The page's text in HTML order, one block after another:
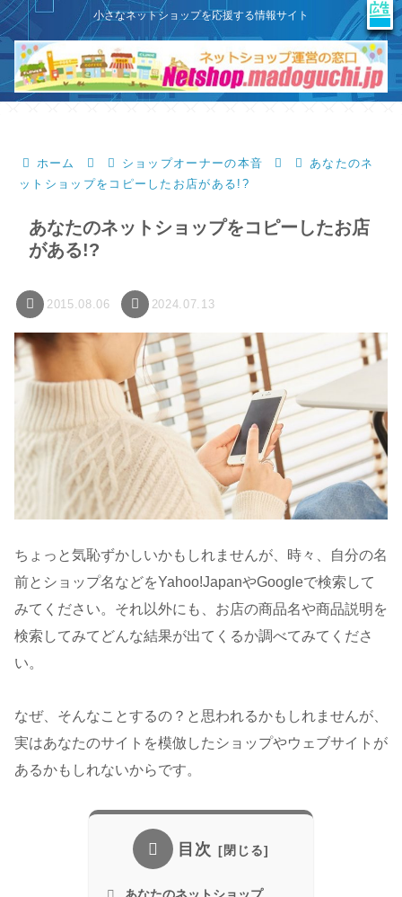
X
このサイトはプロモーションを含みます
小さなネットショップを応援する情報サイト
ホーム ショップオーナーの本音
あなたのネ
ットショップをコピーしたお店がある!?
あなたのネットショップをコピーしたお店
がある!?
2015.08.06 2024.07.13
ちょっと気恥ずかしいかもしれませんが、時々、自分の名
前とショップ名などをYahoo!JapanやGoogleで検索して
みてください。それ以外にも、お店の商品名や商品説明を
検索してみてどんな結果が出てくるか調べてみてくださ
い。
なぜ、そんなことするの？と思われるかもしれませんが、
実はあなたのサイトを模倣したショップやウェブサイトが
あるかもしれないからです。
目次